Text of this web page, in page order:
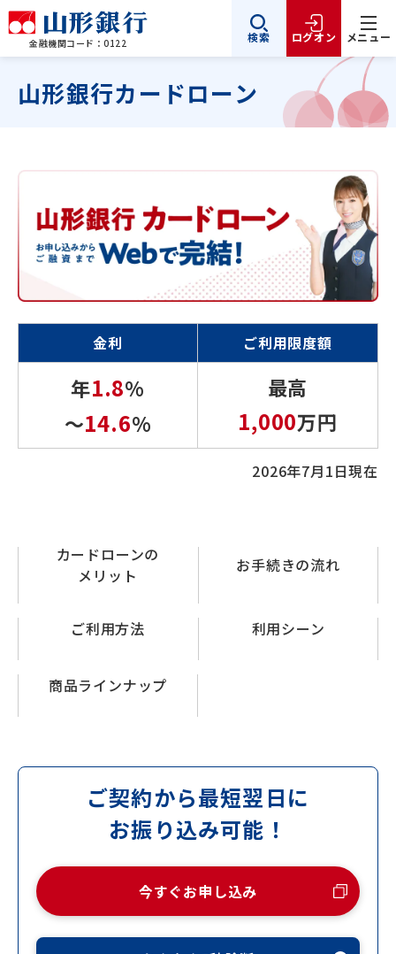
金融機関コード：0122 検索 ログオン メニュー
山形銀行カードローン
金利 ご利用限度額
年1.8%
～14.6%
最高
1,000万円
2026年7月1日現在
カードローンの
メリット
お手続きの流れ
ご利用方法 利用シーン
商品ラインナップ
ご契約から最短翌日に
お振り込み可能！
今すぐお申し込み